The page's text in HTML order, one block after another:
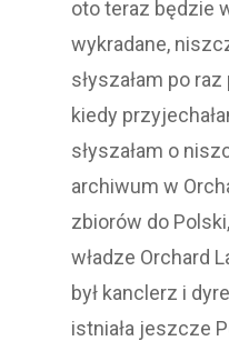
oto teraz będzie
wykradane,
słyszałam po
kiedy
słyszałam o
archiwum w
zbiorów do
władze Orchard
był kanclerz i
istniała jeszcze